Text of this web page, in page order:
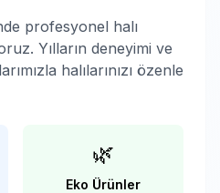
profesyonel halı
Yılların deneyimi ve
halılarınızı özenle
🌿
Eko Ürünler